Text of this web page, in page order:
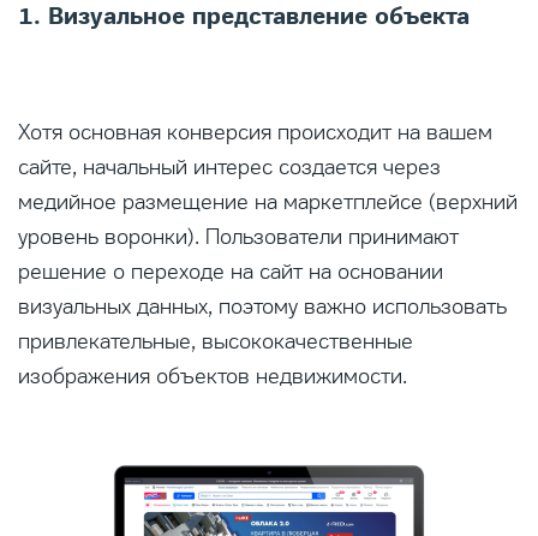
1. Визуальное представление объекта
Хотя основная конверсия происходит на вашем
сайте, начальный интерес создается через
медийное размещение на маркетплейсе (верхний
уровень воронки). Пользователи принимают
решение о переходе на сайт на основании
визуальных данных, поэтому важно использовать
привлекательные, высококачественные
изображения объектов недвижимости.